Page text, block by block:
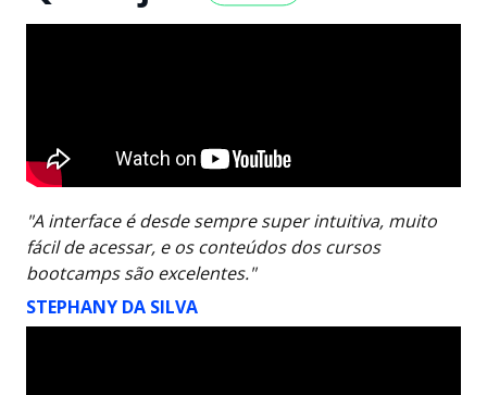
"A interface é desde sempre super intuitiva, muito
fácil de acessar, e os conteúdos dos cursos
bootcamps são excelentes."
STEPHANY DA SILVA